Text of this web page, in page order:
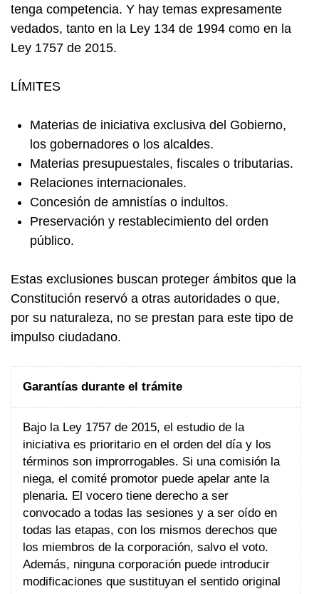
tenga competencia. Y hay temas expresamente
vedados, tanto en la Ley 134 de 1994 como en la
Ley 1757 de 2015.
LÍMITES
Materias de iniciativa exclusiva del Gobierno,
los gobernadores o los alcaldes.
Materias presupuestales, fiscales o tributarias.
Relaciones internacionales.
Concesión de amnistías o indultos.
Preservación y restablecimiento del orden
público.
Estas exclusiones buscan proteger ámbitos que la
Constitución reservó a otras autoridades o que,
por su naturaleza, no se prestan para este tipo de
impulso ciudadano.
Garantías durante el trámite
Bajo la Ley 1757 de 2015, el estudio de la
iniciativa es prioritario en el orden del día y los
términos son improrrogables. Si una comisión la
niega, el comité promotor puede apelar ante la
plenaria. El vocero tiene derecho a ser
convocado a todas las sesiones y a ser oído en
todas las etapas, con los mismos derechos que
los miembros de la corporación, salvo el voto.
Además, ninguna corporación puede introducir
modificaciones que sustituyan el sentido original